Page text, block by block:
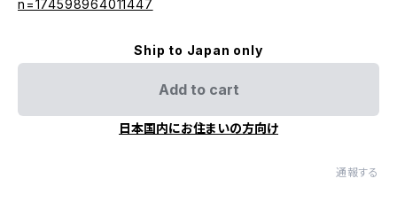
n=174598964011447
Ship to Japan only
Add to cart
日本国内にお住まいの方向け
通報する